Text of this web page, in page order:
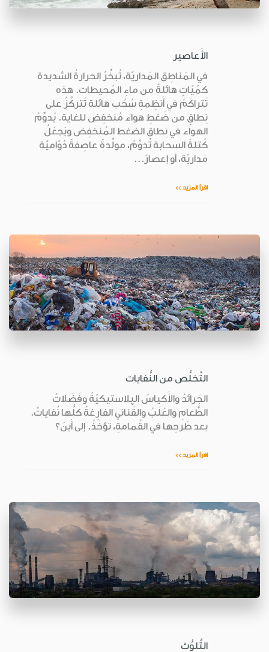
الأَعاصير
في المَناطِق المَداريّة، تُبخِّرُ الحرارةُ الشديدة
كمّيّاتٍ هائلةً من ماءِ المُحيطات. هذه
تَتراكَمُ في أَنظِمةِ سُحُب هائلة تَتركَّزُ على
نِطاقٍ من ضَغطِ هواء مُنخفِض للغاية. يُدوِّمُ
الهواء في نِطاقِ الضغط المُنخفِض ويَجعَلُ
كُتلةَ السحابة تُدوِّمُ، مولِّدةً عاصِفةً دُوّاميّة
مَداريّة، أو إعصارً...
اقرأ المزيد >>
التَّخلُّص من النُّفايات
الجَرائدُ والأَكياسُ الپلاستيكيّةُ وفَضَلاتُ
الطَّعامِ والعُلَبُ والقَناني الفارِغةُ كلُّها نُفاياتٌ.
بعد طَرحِها في القُمامةِ، تؤخَذُ. إلى أَينَ؟
اقرأ المزيد >>
التَّلوُّث